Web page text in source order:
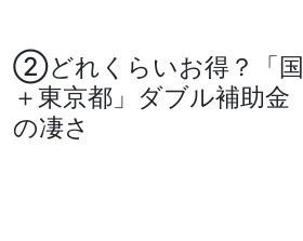
②どれくらいお得？「国
＋東京都」ダブル補助金
の凄さ